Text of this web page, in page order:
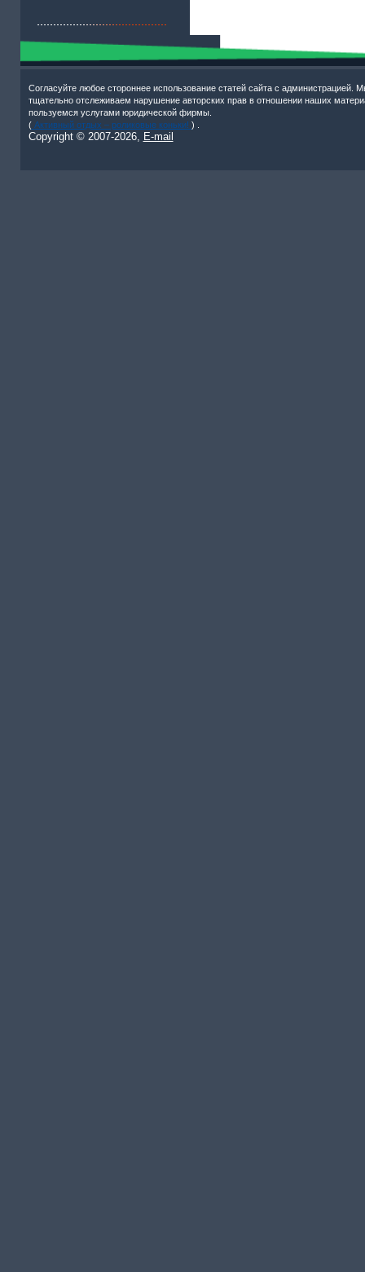
Согласуйте любое стороннее использование статей сайта с администрацией.
тщательно отслеживаем нарушение авторских прав в отношении наших
пользуемся услугами юридической фирмы.
(Активный отдых – роликовые коньки! ) .
Copyright © 2007-2026, E-mail